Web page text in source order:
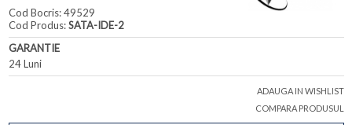
Cod Bocris: 49529
Cod Produs:SATA-IDE-2
GARANTIE
24 Luni
ADAUGA IN WISHLIST
COMPARA PRODUSUL